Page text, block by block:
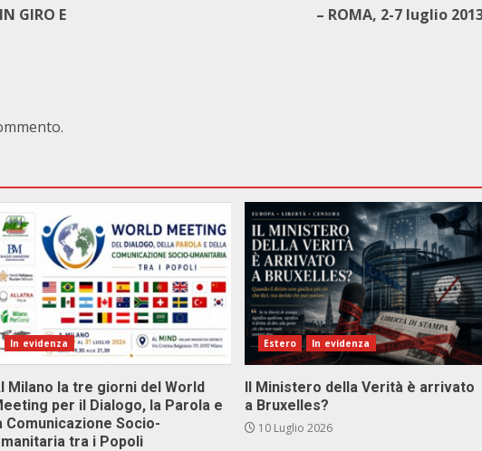
GIRO E
– ROMA, 2-7 luglio
In evidenza
Milano la tre giorni del World
per il Dialogo, la Parola e
Comunicazione Socio-
tra i Popoli
Estero In evidenza
Il Ministero della Verità è arrivato
a Bruxelles?
10 Luglio 2026